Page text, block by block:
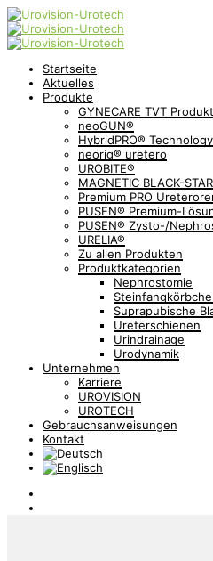
Startseite
Aktuelles
Produkte
GYNECARE TVT
neoGUN®
HybridPRO® Technology
neorig® uretero
UROBITE®
MAGNETIC BLACK-
Premium PRO
PUSEN® Premium-
PUSEN® Zysto-/
URELIA®
Zu allen Produkten
Produktkategorien
Nephrostomie
Suprapubische
Ureterschienen
Urindrainage
Urodynamik
Unternehmen
Karriere
UROVISION
UROTECH
Gebrauchsanweisungen
Kontakt